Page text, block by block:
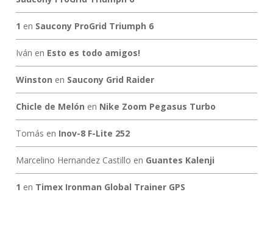
1 en Saucony ProGrid Triumph 6
Iván en Esto es todo amigos!
Winston en Saucony Grid Raider
Chicle de Melón en Nike Zoom Pegasus Turbo
Tomás en Inov-8 F-Lite 252
Marcelino Hernandez Castillo en Guantes Kalenji
1 en Timex Ironman Global Trainer GPS